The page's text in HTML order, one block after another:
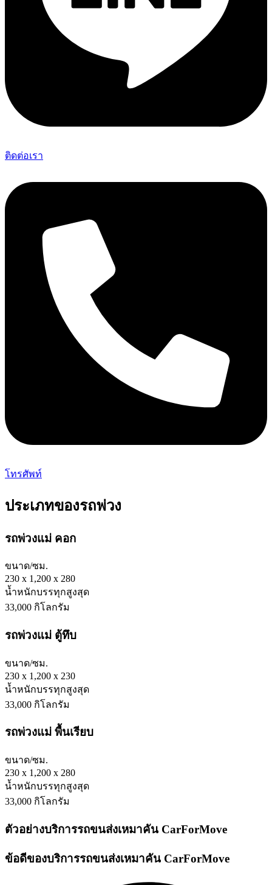
ติดต่อเรา
โทรศัพท์
ประเภทของรถพ่วง
รถพ่วงแม่ คอก
ขนาด/ซม.
230 x 1,200 x 280
น้ำหนักบรรทุกสูงสุด
33,000 กิโลกรัม
รถพ่วงแม่ ตู้ทึบ
ขนาด/ซม.
230 x 1,200 x 230
น้ำหนักบรรทุกสูงสุด
33,000 กิโลกรัม
รถพ่วงแม่ พื้นเรียบ
ขนาด/ซม.
230 x 1,200 x 280
น้ำหนักบรรทุกสูงสุด
33,000 กิโลกรัม
ตัวอย่างบริการรถขนส่งเหมาคัน CarForMove
ข้อดีของบริการรถขนส่งเหมาคัน CarForMove